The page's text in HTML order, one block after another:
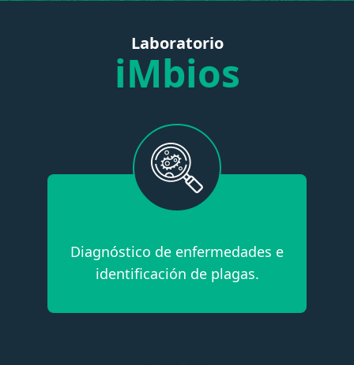
Laboratorio
iMbios
Diagnóstico de enfermedades e
identificación de plagas.